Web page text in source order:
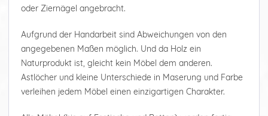
oder Ziernägel angebracht.
Aufgrund der Handarbeit sind Abweichungen von den
angegebenen Maßen möglich. Und da Holz ein
Naturprodukt ist, gleicht kein Möbel dem anderen.
Astlöcher und kleine Unterschiede in Maserung und Farbe
verleihen jedem Möbel einen einzigartigen Charakter.